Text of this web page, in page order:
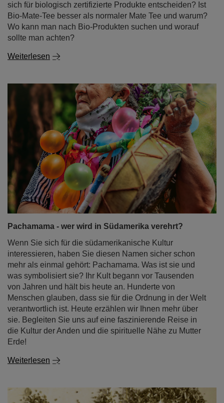
sich für biologisch zertifizierte Produkte entscheiden? Ist
Bio-Mate-Tee besser als normaler Mate Tee und warum?
Wo kann man nach Bio-Produkten suchen und worauf
sollte man achten?
Weiterlesen
Pachamama - wer wird in Südamerika verehrt?
Wenn Sie sich für die südamerikanische Kultur
interessieren, haben Sie diesen Namen sicher schon
mehr als einmal gehört: Pachamama. Was ist sie und
was symbolisiert sie? Ihr Kult begann vor Tausenden
von Jahren und hält bis heute an. Hunderte von
Menschen glauben, dass sie für die Ordnung in der Welt
verantwortlich ist. Heute erzählen wir Ihnen mehr über
sie. Begleiten Sie uns auf eine faszinierende Reise in
die Kultur der Anden und die spirituelle Nähe zu Mutter
Erde!
Weiterlesen